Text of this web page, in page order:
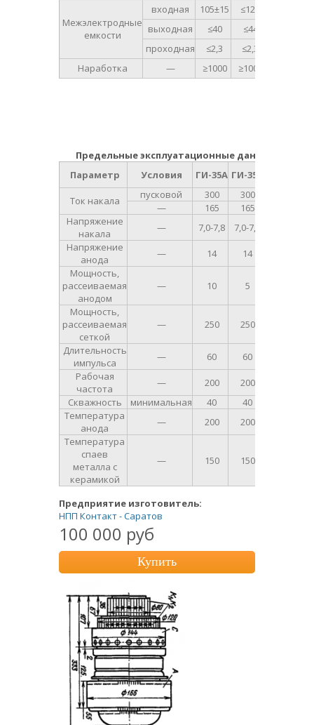
Межэлектродные
емкости
входная 105±15
≤120
выходная ≤40
≤44
проходная
≤2,3
≤2,3
Наработка
— ≥1000 ≥1000
Предельные эксплуатационные данные
Параметр
Условия ГИ-35А ГИ-35Б
Ток накала
пусковой 300 300
— 165
165
Напряжение
накала
— 7,0-7,8 7,0-7,8
Напряжение
анода
— 14 14
Мощность,
рассеиваемая
анодом
— 10 5
Мощность,
рассеиваемая
сеткой
— 250 250
Длительность
импульса
— 60 60
Рабочая
частота
— 200 200
Скважность
минимальная 40 40
Температура
анода
— 200 200
Температура
спаев
металла с
керамикой
— 150 150
Предприятие изготовитель:
НПП Контакт - Саратов
100 000 руб
Купить